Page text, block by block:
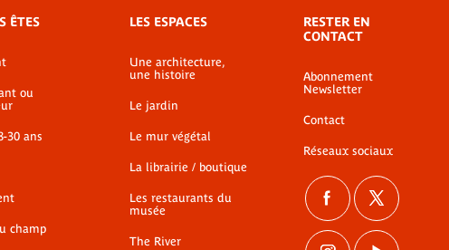
ÊTES
ou
30 ans
champ
LES ESPACES
Une architecture,
une histoire
Le jardin
Le mur végétal
La librairie / boutique
Les restaurants du
musée
The River
RESTER EN
CONTACT
Abonnement
Newsletter
Contact
Réseaux sociaux